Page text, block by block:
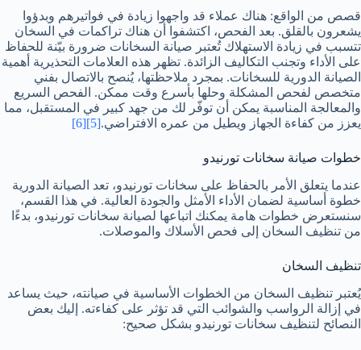
قصص من الواقع: هناك عملاء قد واجهوا زيادة في فواتيرهم وبدؤوا
يشعرون بالقلق. بعد الفحص، اكتشفوا أن هناك تراكمات في السخان
تتسبب في زيادة الاستهلاك تُعتبر صيانة السخانات ضرورة بيّنة للحفاظ
على الأداء وتجنب التكاليف الزائدة. تظهر هذه العلامات التحذيرية أهمية
الصيانة الدورية للسخانات. بمجرد ملاحظتها، يُنصح بالاتصال بفني
متخصص لفحص المشكلة وحلها بأسرع وقت ممكن. الفحص السريع
والمعالجة المناسبة يمكن أن توفّر لك من جهد كبير في المستقبل، مما
يعزز من كفاءة الجهاز ويطيل من عمره الافتراضي.[5]
[6]
خطوات صيانة سخانات تورنيدو
عندما يتعلق الأمر بالحفاظ على سخانات تورنيدو، تعد الصيانة الدورية
خطوة أساسية لضمان الأداء الأمثل والجودة العالية. في هذا القسم،
سنستعرض خطوات هامة يمكنك اتباعها لصيانة سخانات تورنيدو، بدءًا
من تنظيف السخان إلى فحص الأسلاك والموصلات.
تنظيف السخان
يُعتبر تنظيف السخان من الخطوات الأساسية في صيانته، حيث يساعد
في إزالة الرواسب والشوائب التي قد تؤثر على كفاءته. إليك بعض
النصائح لتنظيف سخانات تورنيدو بشكل صحيح: